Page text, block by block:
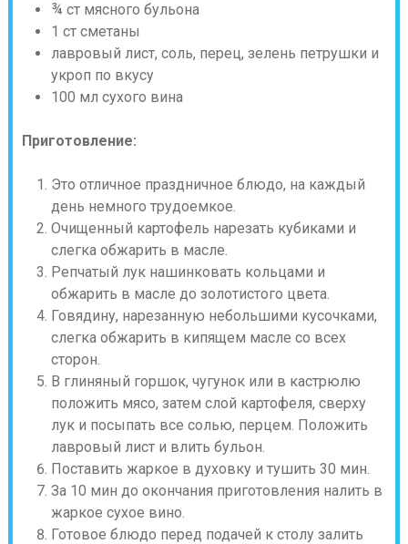
¾ ст мясного бульона
1 ст сметаны
лавровый лист, соль, перец, зелень петрушки и
укроп по вкусу
100 мл сухого вина
Приготовление:
Это отличное праздничное блюдо, на каждый
день немного трудоемкое.
Очищенный картофель нарезать кубиками и
слегка обжарить в масле.
Репчатый лук нашинковать кольцами и
обжарить в масле до золотистого цвета.
Говядину, нарезанную небольшими кусочками,
слегка обжарить в кипящем масле со всех
сторон.
В глиняный горшок, чугунок или в кастрюлю
положить мясо, затем слой картофеля, сверху
лук и посыпать все солью, перцем. Положить
лавровый лист и влить бульон.
Поставить жаркое в духовку и тушить 30 мин.
За 10 мин до окончания приготовления налить в
жаркое сухое вино.
Готовое блюдо перед подачей к столу залить